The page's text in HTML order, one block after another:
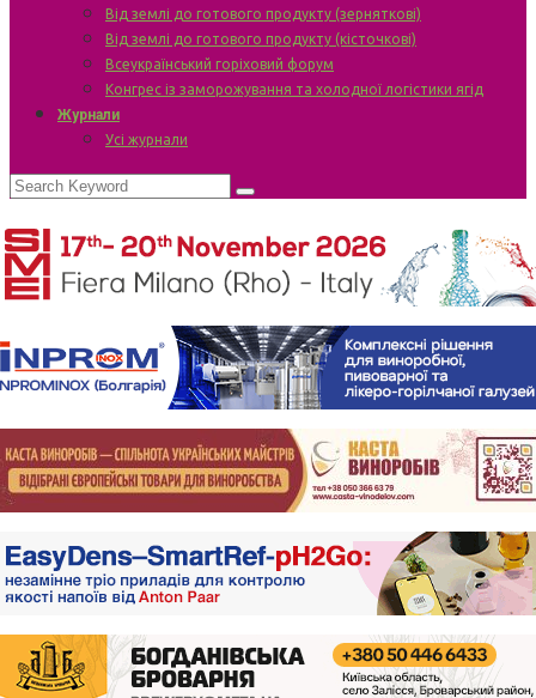
Від землі до готового продукту (зерняткові)
Від землі до готового продукту (кісточкові)
Всеукраїнський горіховий форум
Конгрес із заморожування та холодної логістики ягід
Журнали
Усі журнали